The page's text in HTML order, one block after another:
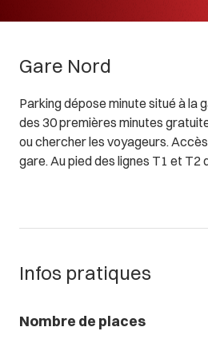
Gare Nord
Parking dépose minute situé à la
des 30 premières minutes
ou chercher les voyageurs.
gare. Au pied des lignes T1 et T2
Infos pratiques
Nombre de places